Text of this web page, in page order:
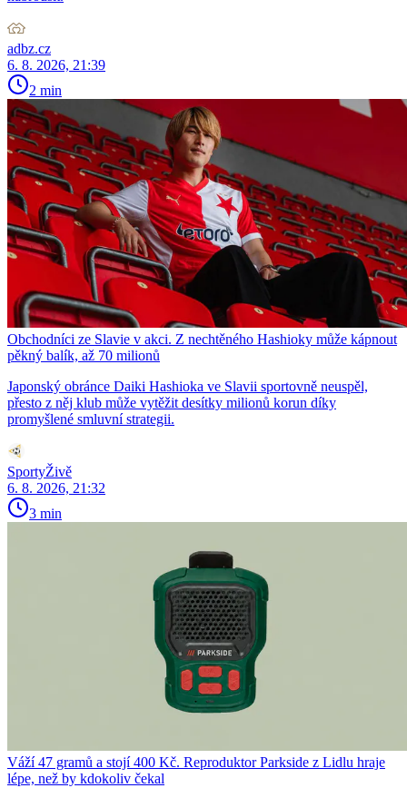
adbz.cz
6. 8. 2026, 21:39
2 min
Obchodníci ze Slavie v akci. Z nechtěného Hashioky může kápnout
pěkný balík, až 70 milionů
Japonský obránce Daiki Hashioka ve Slavii sportovně neuspěl,
přesto z něj klub může vytěžit desítky milionů korun díky
promyšlené smluvní strategii.
SportyŽivě
6. 8. 2026, 21:32
3 min
Váží 47 gramů a stojí 400 Kč. Reproduktor Parkside z Lidlu hraje
lépe, než by kdokoliv čekal